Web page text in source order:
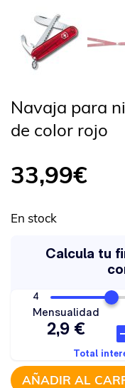
Navaja para
de color rojo
33,99€
En stock
AÑADIR AL